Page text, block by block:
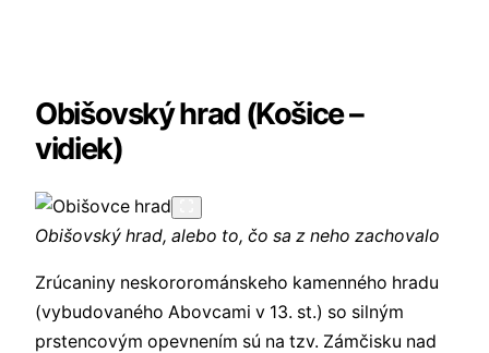
Obišovský hrad (Košice –
vidiek)
Obišovský hrad, alebo to, čo sa z neho zachovalo
Zrúcaniny neskororománskeho kamenného hradu
(vybudovaného Abovcami v 13. st.) so silným
prstencovým opevnením sú na tzv. Zámčisku nad